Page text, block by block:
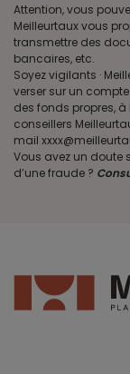
Attention, vous
Meilleurtaux vous
transmettre des
bancaires, etc.
Soyez vigilants ·
verser sur un
des fonds propres, à
conseillers
mail
Vous avez un doute
d’une fraude ?